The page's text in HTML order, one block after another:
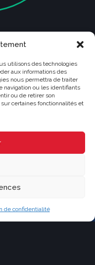
utilisons des technologies
aux informations des
nous permettra de traiter
navigation ou les identifiants
ou de retirer son
certaines fonctionnalités et
de confidentialité
Québec J7E 2X7